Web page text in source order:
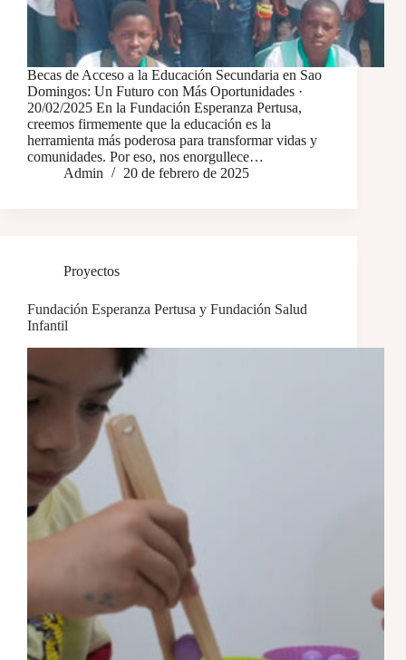
Becas de Acceso a la Educación Secundaria en Sao
Domingos: Un Futuro con Más Oportunidades ·
20/02/2025 En la Fundación Esperanza Pertusa,
creemos firmemente que la educación es la
herramienta más poderosa para transformar vidas y
comunidades. Por eso, nos enorgullece…
Admin
20 de febrero de 2025
Proyectos
Fundación Esperanza Pertusa y Fundación Salud
Infantil